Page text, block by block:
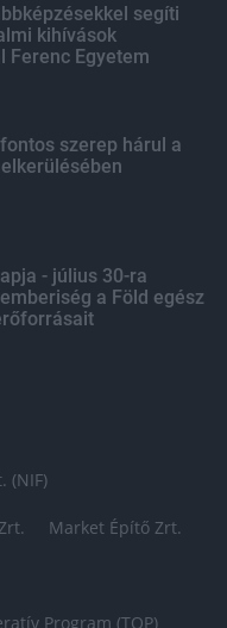
segíti
kihívások
Ferenc Egyetem
szerep hárul a
- július 30-ra
a Föld egész
(NIF)
Market Építő Zrt.
Program (TOP)